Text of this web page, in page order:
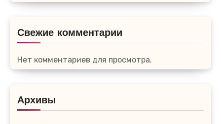
Свежие комментарии
Нет комментариев для просмотра.
Архивы